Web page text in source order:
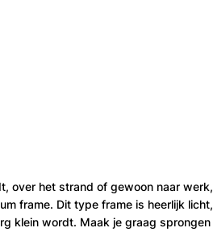
over het strand of gewoon naar
frame. Dit type frame is heerlijk
klein wordt. Maak je graag